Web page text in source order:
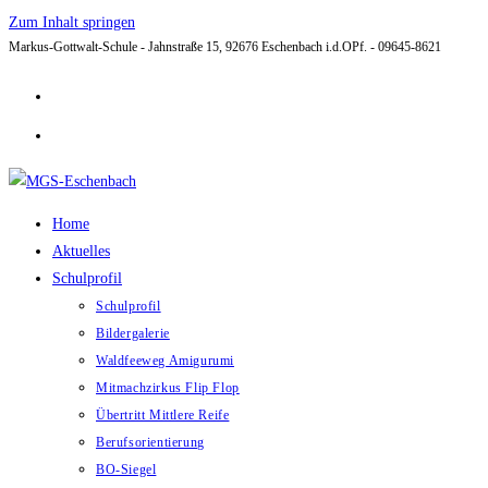
Zum Inhalt springen
Markus-Gottwalt-Schule - Jahnstraße 15, 92676 Eschenbach i.d.OPf. - 09645-8621
Home
Aktuelles
Schulprofil
Schulprofil
Bildergalerie
Waldfeeweg Amigurumi
Mitmachzirkus Flip Flop
Übertritt Mittlere Reife
Berufsorientierung
BO-Siegel